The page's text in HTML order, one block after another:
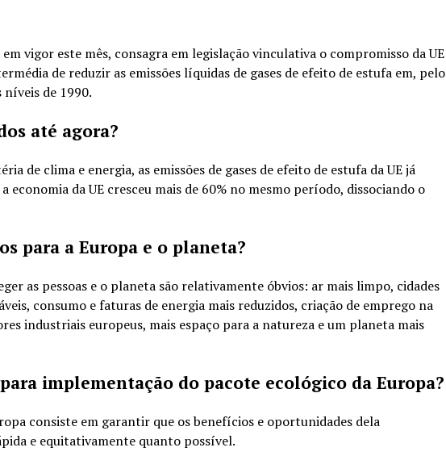
vigor este mês, consagra em legislação vinculativa o compromisso da UE
de reduzir as emissões líquidas de gases de efeito de estufa em, pelo
níveis de 1990.
até agora?
de clima e energia, as emissões de gases de efeito de estufa da UE já
economia da UE cresceu mais de 60% no mesmo período, dissociando o
para a Europa e o planeta?
as pessoas e o planeta são relativamente óbvios: ar mais limpo, cidades
consumo e faturas de energia mais reduzidos, criação de emprego na
industriais europeus, mais espaço para a natureza e um planeta mais
implementação do pacote ecológico da Europa?
consiste em garantir que os benefícios e oportunidades dela
e equitativamente quanto possível.